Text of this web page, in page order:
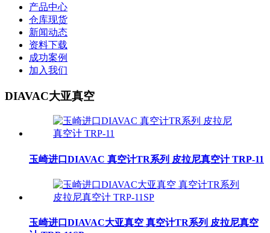
产品中心
仓库现货
新闻动态
资料下载
成功案例
加入我们
DIAVAC大亚真空
玉崎进口DIAVAC 真空计TR系列 皮拉尼真空计 TRP-11
玉崎进口DIAVAC大亚真空 真空计TR系列 皮拉尼真空